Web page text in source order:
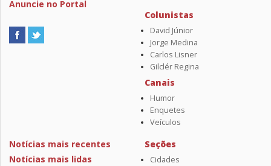
Anuncie no Portal
Colunistas
David Júnior
Jorge Medina
Carlos Lisner
Gilclér Regina
Canais
Humor
Enquetes
Veículos
Notícias mais recentes
Notícias mais lidas
Seções
Cidades